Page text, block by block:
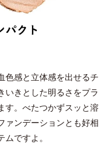
色感と立体感を出せるチ
いきとした明るさをプラ
す。べたつかずスッと溶
ァンデーションとも好相
ですよ。